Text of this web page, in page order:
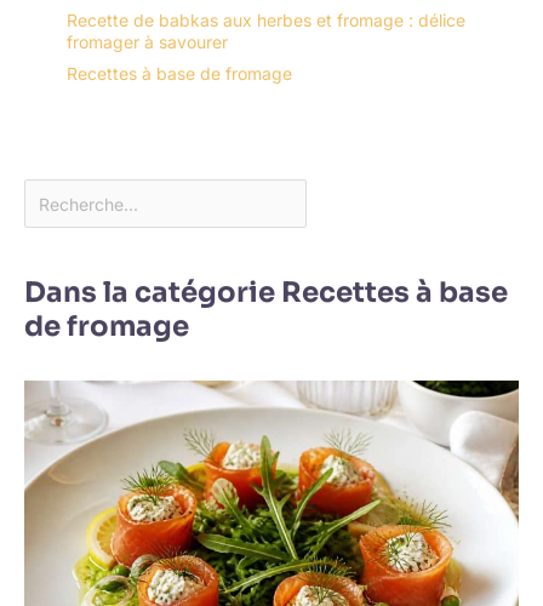
Recette de babkas aux herbes et fromage : délice
fromager à savourer
Recettes à base de fromage
Dans la catégorie Recettes à base
de fromage